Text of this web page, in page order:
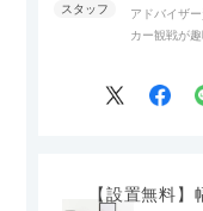
また、扉は横方向へ
ペースを最小限に抑
アドバイザ
カー観戦が趣
【設置無料